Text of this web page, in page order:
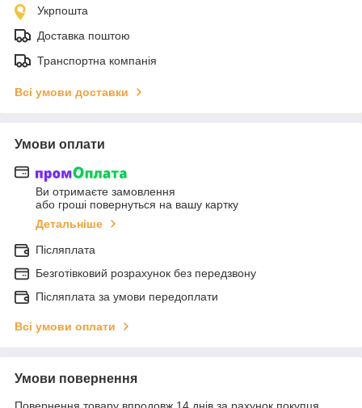
Укрпошта
Доставка поштою
Транспортна компанія
Всі умови доставки
Умови оплати
Ви отримаєте замовлення
або гроші повернуться на вашу картку
Детальніше
Післяплата
Безготівковий розрахунок без передзвону
Післяплата за умови передоплати
Всі умови оплати
Умови повернення